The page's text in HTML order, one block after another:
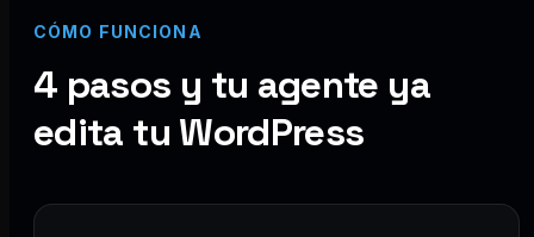
CÓMO FUNCIONA
4 pasos y tu agente ya
edita tu WordPress